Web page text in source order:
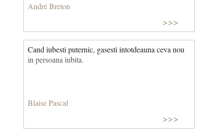
André Breton
>>>
Cand iubesti puternic, gasesti intotdeauna ceva nou
in persoana iubita.
Blaise Pascal
>>>